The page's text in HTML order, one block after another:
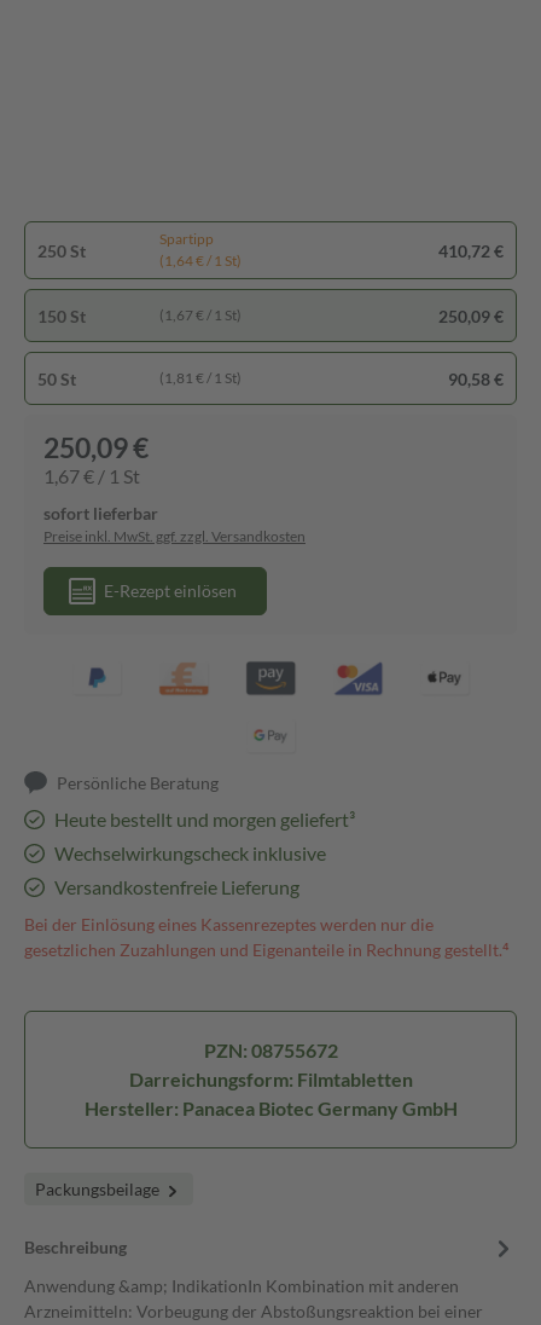
250 St
Spartipp
(1,64 € / 1 St)
410,72 €
150 St (1,67 € / 1 St) 250,09 €
50 St (1,81 € / 1 St) 90,58 €
250,09 €
1,67 € / 1 St
sofort lieferbar
Preise inkl. MwSt. ggf. zzgl. Versandkosten
E-Rezept einlösen
Persönliche Beratung
Heute bestellt und morgen geliefert³
Wechselwirkungscheck inklusive
Versandkostenfreie Lieferung
Bei der Einlösung eines Kassenrezeptes werden nur die
gesetzlichen Zuzahlungen und Eigenanteile in Rechnung gestellt.⁴
PZN: 08755672
Darreichungsform: Filmtabletten
Hersteller: Panacea Biotec Germany GmbH
Packungsbeilage
Beschreibung
Anwendung &amp; IndikationIn Kombination mit anderen
Arzneimitteln: Vorbeugung der Abstoßungsreaktion bei einer